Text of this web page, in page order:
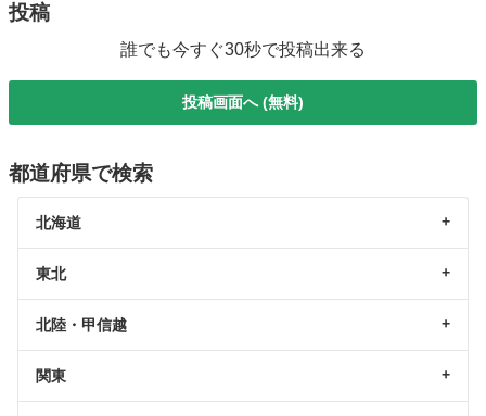
投稿
誰でも今すぐ30秒で投稿出来る
投稿画面へ (無料)
都道府県で検索
北海道
東北
北陸・甲信越
関東